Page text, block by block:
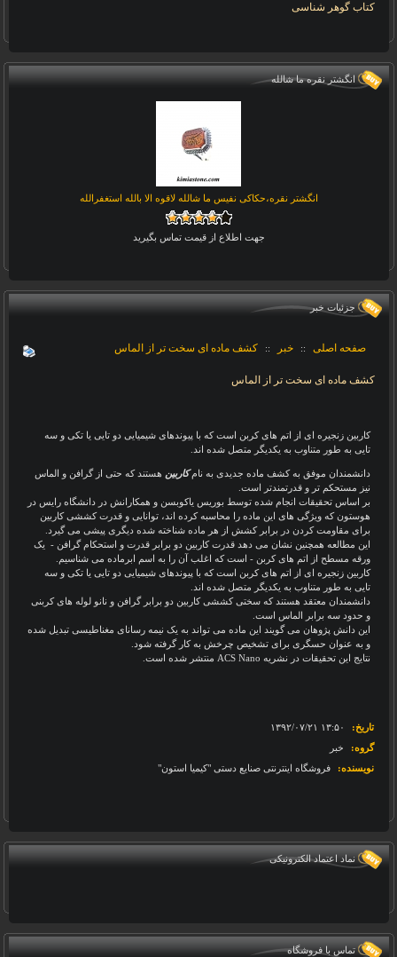
کتاب گوهر شناسی
انگشتر نقره ما شالله
انگشتر نقره،حکاکی نفیس ما شالله لاقوه الا بالله استغفرالله
جهت اطلاع از قیمت تماس بگیرید
جزئيات خبر
صفحه اصلی :: خبر :: کشف ماده ای سخت تر از الماس
کشف ماده ای سخت تر از الماس
کاربین زنجیره ای از اتم های کربن است که با پیوندهای شیمیایی دو تایی یا تکی و سه
تایی به طور متناوب به یکدیگر متصل شده اند
دانشمندان موفق به کشف ماده جدیدی به نامکاربین هستند که حتی از گرافن و الماس
نیز مستحکم تر و قدرتمندتر است
بر اساس تحقیقات انجام شده توسط بوریس یاکوبسن و همکارانش در دانشگاه رایس در
هوستون که ویژگی های این ماده را محاسبه کرده اند، توانایی و قدرت کششی کاربین
برای مقاومت کردن در برابر کشش از هر ماده شناخته شده دیگری پیشی می گیرد
این مطالعه همچنین نشان می دهد قدرت کاربین دو برابر قدرت و استحکام گرافن - یک
ورقه مسطح از اتم های کربن - است که اغلب آن را به اسم ابرماده می شناسیم
کاربین زنجیره ای از اتم های کربن است که با پیوندهای شیمیایی دو تایی یا تکی و سه
تایی به طور متناوب به یکدیگر متصل شده اند
دانشمندان معتقد هستند که سختی کششی کاربین دو برابر گرافن و نانو لوله های کربنی
و حدود سه برابر الماس است
این دانش پژوهان می گویند این ماده می تواند به یک نیمه رسانای مغناطیسی تبدیل شده
و به عنوان حسگری برای تشخیص چرخش به کار گرفته شود
نتایج این تحقیقات در نشریه ACS Nano منتشر شده است
تاریخ:
گروه:
خبر
نویسنده:
فروشگاه اینترنتی صنایع دستی "کیمیا استون"
نماد اعتماد الکترونیکی
تماس با فروشگاه